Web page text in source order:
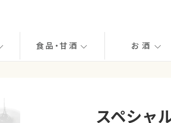
食品・甘酒 お酒
スペシャ